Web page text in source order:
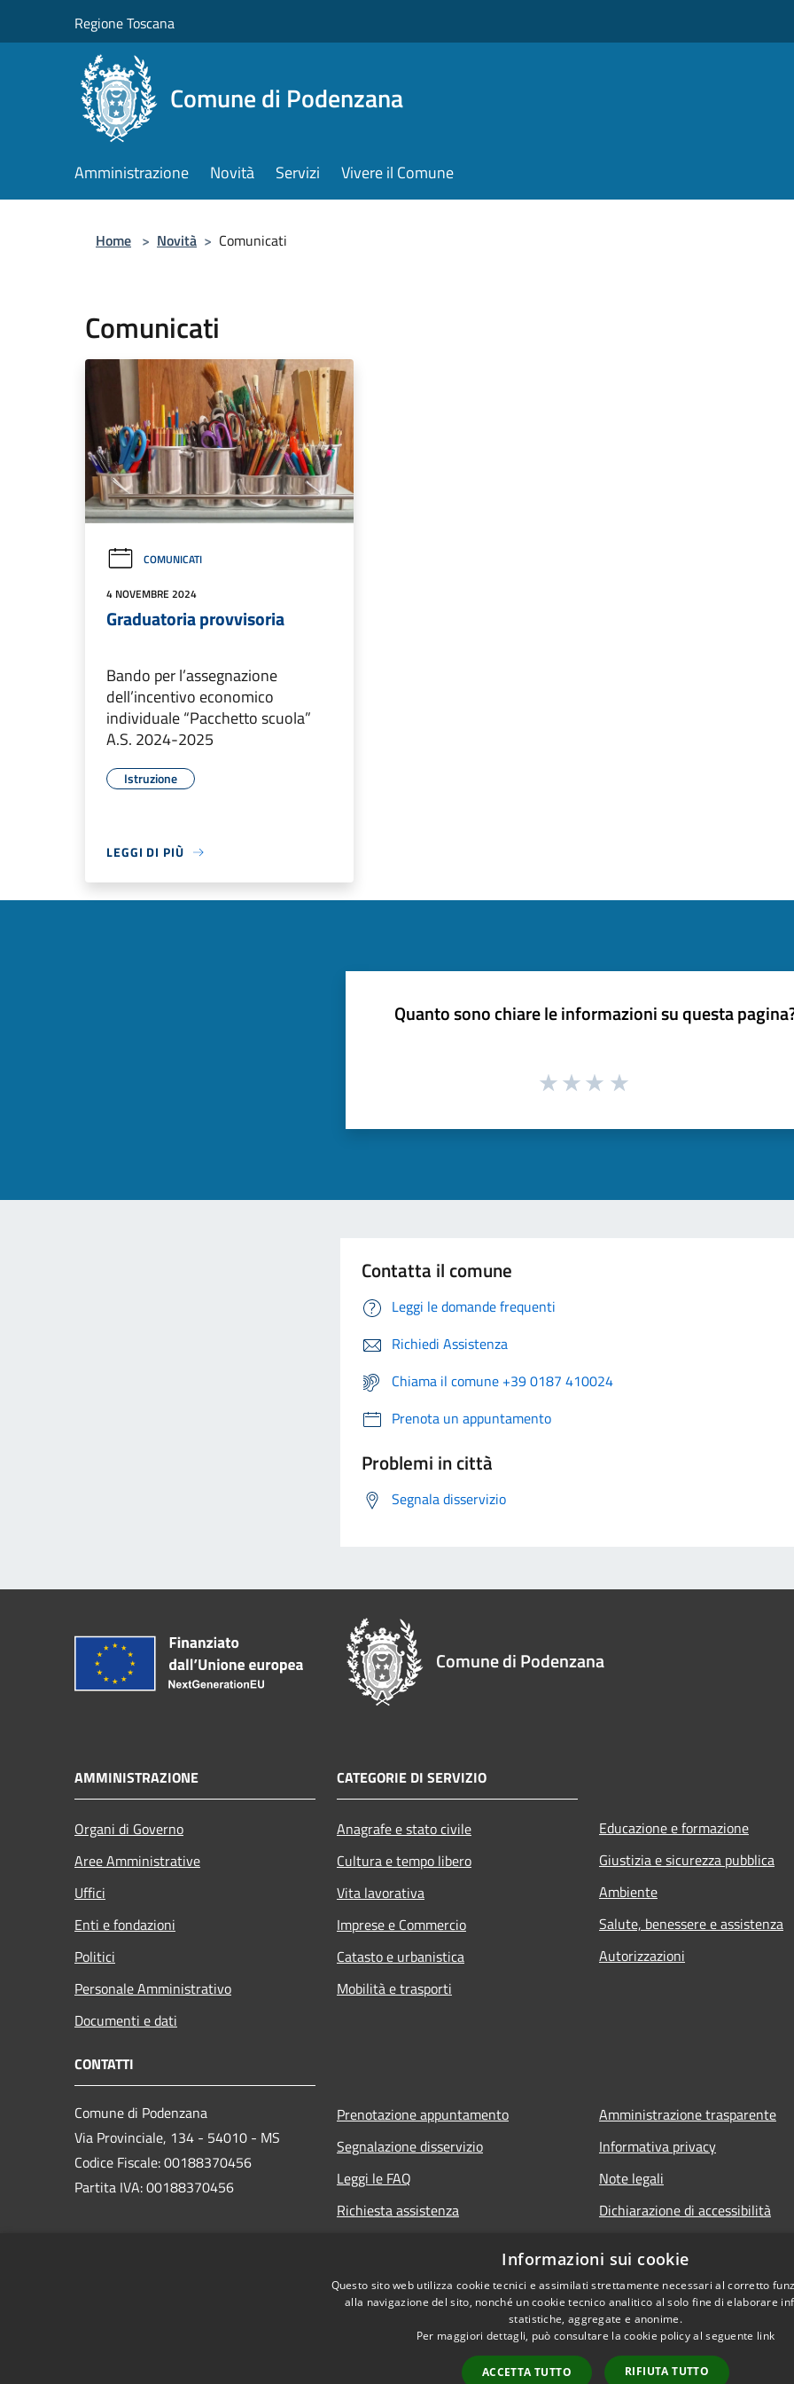
Regione Toscana
Comune di Podenzana
Amministrazione Novità Servizi Vivere il Comune
Home > Novità > Comunicati
Comunicati
COMUNICATI
4 NOVEMBRE 2024
Graduatoria provvisoria
Bando per l’assegnazione
dell’incentivo economico
individuale “Pacchetto scuola”
A.S. 2024-2025
Istruzione
LEGGI DI PIÙ
Quanto sono chiare le informazioni su questa
Contatta il comune
Leggi le domande frequenti
Richiedi Assistenza
Chiama il comune +39 0187 410024
Prenota un appuntamento
Problemi in città
Segnala disservizio
Comune di Podenzana
AMMINISTRAZIONE
Organi di Governo
Aree Amministrative
Uffici
Enti e fondazioni
Politici
Personale Amministrativo
Documenti e dati
CATEGORIE DI SERVIZIO
Anagrafe e stato civile
Cultura e tempo libero
Vita lavorativa
Imprese e Commercio
Catasto e urbanistica
Mobilità e trasporti
Educazione e formazione
Giustizia e sicurezza pubblica
Ambiente
Salute, benessere e assistenza
Autorizzazioni
CONTATTI
Comune di Podenzana
Via Provinciale, 134 - 54010 - MS
Codice Fiscale: 00188370456
Partita IVA: 00188370456
Prenotazione appuntamento
Segnalazione disservizio
Leggi le FAQ
Richiesta assistenza
Amministrazione trasparente
Informativa privacy
Note legali
Dichiarazione di accessibilità
Informazioni sui cookie
Questo sito web utilizza cookie tecnici e assimilati strettamente necessari al corretto
alla navigazione del sito, nonché un cookie tecnico analitico al solo fine di elaborare
statistiche, aggregate e anonime.
Per maggiori dettagli, può consultare la cookie policy al seguente link
ACCETTA TUTTO RIFIUTA TUTTO